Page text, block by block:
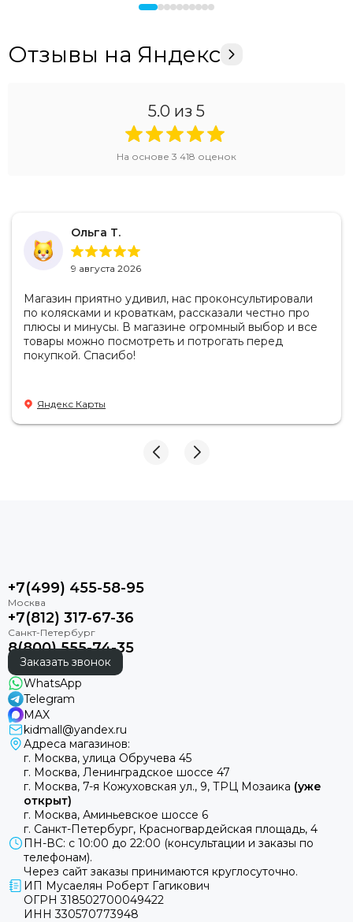
Отзывы на Яндекс
5.0 из 5
На основе 3 418 оценок
Ольга Т.
9 августа 2026
Магазин приятно удивил, нас проконсультировали
по колясками и кроваткам, рассказали честно про
плюсы и минусы. В магазине огромный выбор и все
товары можно посмотреть и потрогать перед
покупкой. Спасибо!
Яндекс Карты
+7(499) 455-58-95
+7(812) 317-67-36
8(800) 555-74-35
Заказать звонок
WhatsApp
Telegram
MAX
kidmall@yandex.ru
Адреса магазинов:
г. Москва, улица Обручева 45
г. Москва, Ленинградское шоссе 47
г. Москва, 7-я Кожуховская ул., 9, ТРЦ Мозаика (уже
открыт)
г. Москва, Аминьевское шоссе 6
г. Санкт-Петербург, Красногвардейская площадь, 4
ПН-ВС: с 10:00 до 22:00 (консультации и заказы по
телефонам).
Через сайт заказы принимаются круглосуточно.
ИП Мусаелян Роберт Гагикович
ОГРН 318502700049422
ИНН 330570773948